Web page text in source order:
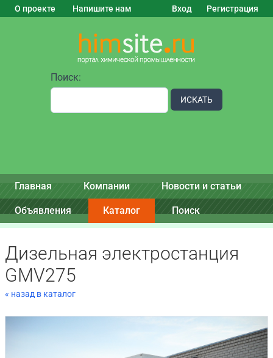
О проекте Напишите нам Вход Регистрация
Поиск:
ИСКАТЬ
Главная Компании Новости и статьи
Объявления Каталог Поиск
Дизельная электростанция
GMV275
« назад в каталог